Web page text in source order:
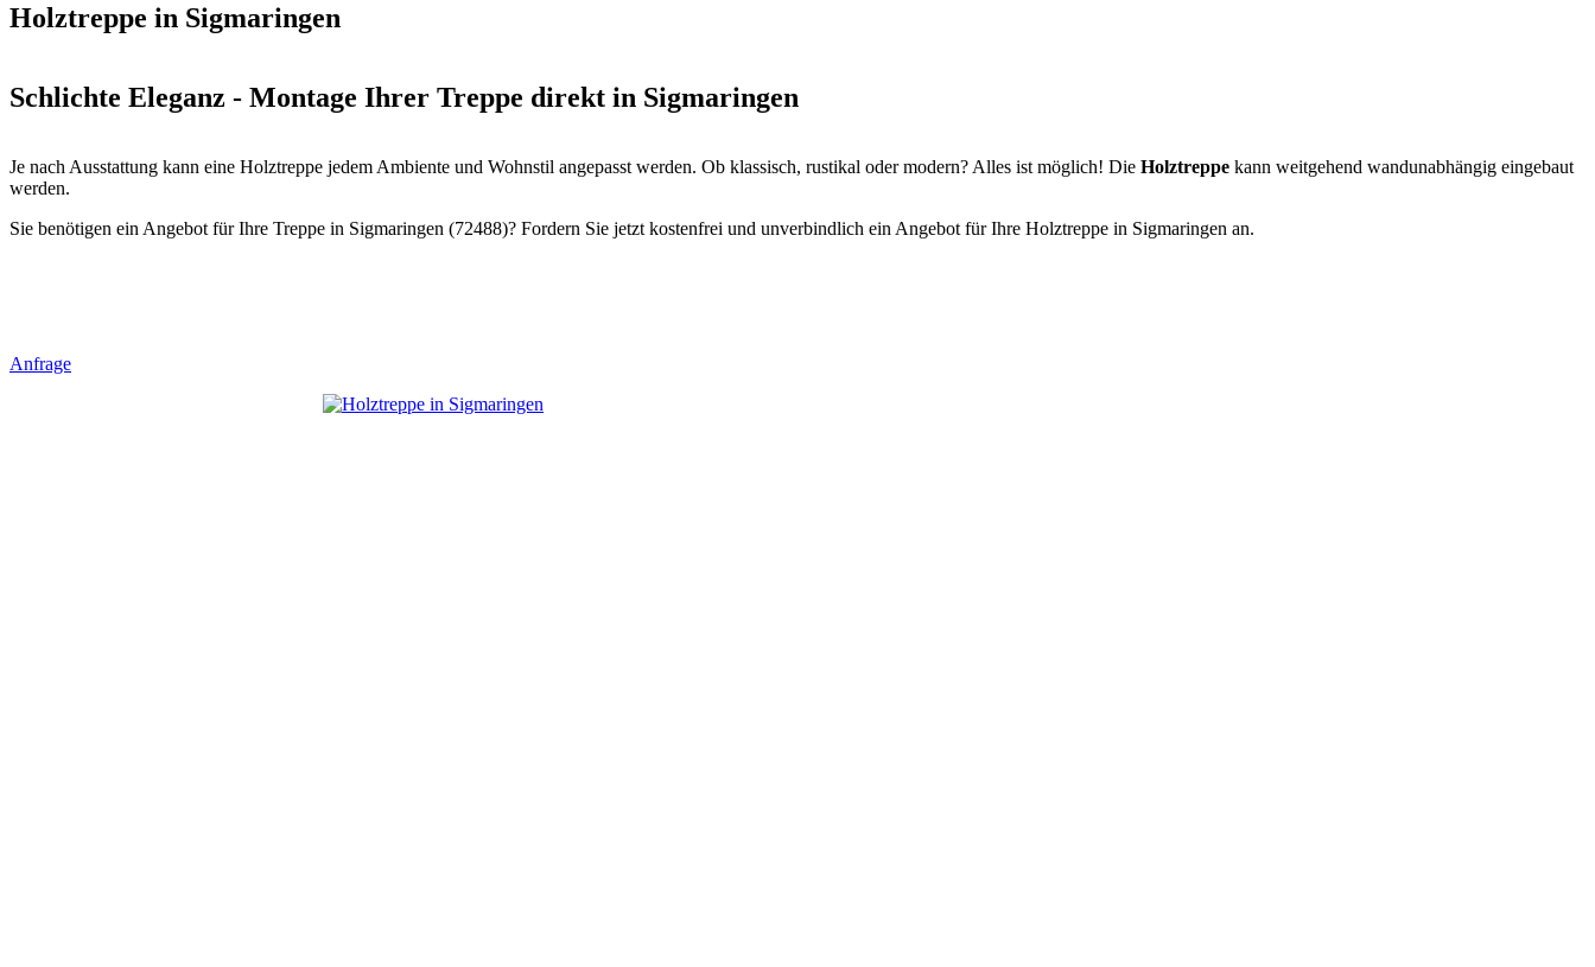
Holztreppe in Sigmaringen
Schlichte Eleganz - Montage Ihrer Treppe direkt in Sigmaringen
Je nach Ausstattung kann eine Holztreppe jedem Ambiente und Wohnstil angepasst werden. Ob klassisch, rustikal oder modern? Alles ist möglich! Die Holztreppe kann weitgehend wandunabhängig eingebaut
werden.
Sie benötigen ein Angebot für Ihre Treppe in Sigmaringen (72488)? Fordern Sie jetzt kostenfrei und unverbindlich ein Angebot für Ihre Holztreppe in Sigmaringen an.
Anfrage